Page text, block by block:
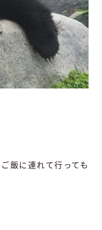
飯に連れて行っても